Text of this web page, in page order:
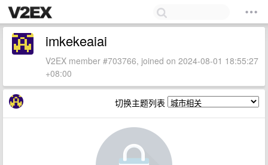
imkekeaiai
V2EX member #703766, joined on 2024-08-01 18:55:27
+08:00
切换主题列表